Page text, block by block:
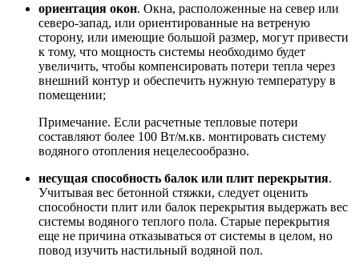
ориентация окон. Окна, расположенные на север или
северо-запад, или ориентированные на ветреную
сторону, или имеющие большой размер, могут привести
к тому, что мощность системы необходимо будет
увеличить, чтобы компенсировать потери тепла через
внешний контур и обеспечить нужную температуру в
помещении;
Примечание. Если расчетные тепловые потери
составляют более 100 Вт/м.кв. монтировать систему
водяного отопления нецелесообразно.
несущая способность балок или плит перекрытия.
Учитывая вес бетонной стяжки, следует оценить
способности плит или балок перекрытия выдержать вес
системы водяного теплого пола. Старые перекрытия
еще не причина отказываться от системы в целом, но
повод изучить настильный водяной пол.